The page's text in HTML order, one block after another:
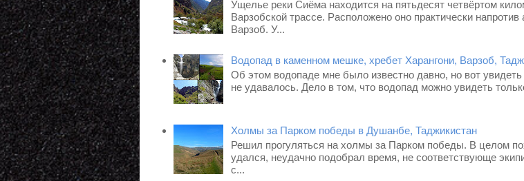
Ущелье реки Сиёма находится на пятьдесят четвёртом
Варзобской трассе. Расположено оно практически напротив
Варзоб. У...
Водопад в каменном мешке, хребет Харангони, Варзоб,
Об этом водопаде мне было известно давно, но вот увидеть
не удавалось. Дело в том, что водопад можно увидеть
Холмы за Парком победы в Душанбе, Таджикистан
Решил прогуляться на холмы за Парком победы. В целом
удался, неудачно подобрал время, не соответствующе
с...